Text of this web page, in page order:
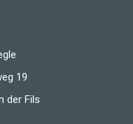
19
der Fils